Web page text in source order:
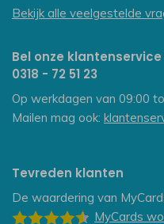
Bekijk alle veelgestelde
Bel onze klantenservice
0318 - 72 51 23
Op werkdagen van 09:00
Mailen mag ook:
Tevreden klanten
De waardering van
MyCards